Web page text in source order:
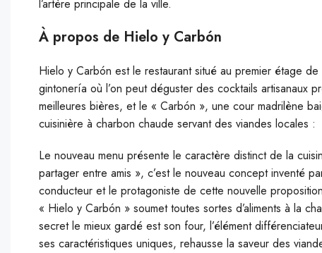
l’artère principale de la ville.
À propos de Hielo y Carbón
Hielo y Carbón est le restaurant situé au premier étage
gintonería où l’on peut déguster des cocktails artisanaux
meilleures bières, et le « Carbón », une cour madrilène
cuisinière à charbon chaude servant des viandes locales :
Le nouveau menu présente le caractère distinct de la
partager entre amis », c’est le nouveau concept inventé
conducteur et le protagoniste de cette nouvelle
« Hielo y Carbón » soumet toutes sortes d’aliments à la
secret le mieux gardé est son four, l’élément
ses caractéristiques uniques, rehausse la saveur des